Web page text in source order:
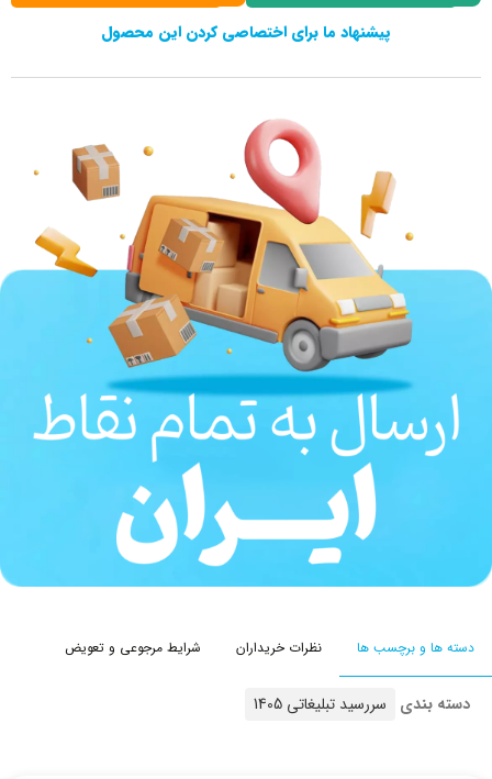
پیشنهاد ما برای اختصاصی کردن این محصول
دسته ها و برچسب ها نظرات خریداران شرایط مرجوعی و تعویض
دسته بندی سررسید تبلیغاتی 1405